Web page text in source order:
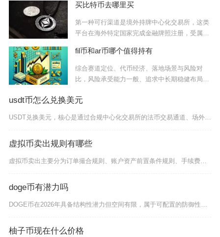
买比特币去哪里买
第一种可行渠道是境外持牌中心化交易所，这类
平台在海外特定国家完成金融牌照注册，受属地
fil币和ar币哪个值得持有
综合赛道定位、代币经济、落地场景与风险对
比，风险承受能力一般、追求中长期稳健布局的
usdt币怎么兑换美元
USDT兑换美元，核心是通过合规中心化交易所的法币交易通道、场外P2P交易、加密借记卡或官
虚拟币卖出规则有哪些
虚拟币卖出主要分为订单撮合规则、账户资产前置条件规则、手续费计价规则、交易额度与风控限制规
doge币有潜力吗
DOGE币在2026年具备结构性潜力但空间有限，属于可配置的防御性非主流资产，适合风险偏好
柚子币现在什么价格